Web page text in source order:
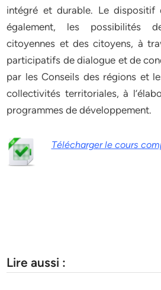
intégré et durable. Le dispositif
également, les possibilités
citoyennes et des citoyens, à
participatifs de dialogue et de
par les Conseils des régions et
collectivités territoriales, à
programmes de développement.
Télécharger le cours
Lire aussi :